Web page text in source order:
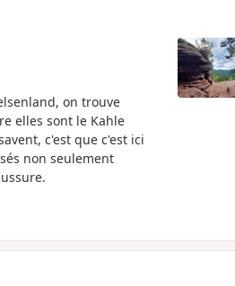
on trouve
elles sont le Kahle
c'est que c'est ici
non seulement